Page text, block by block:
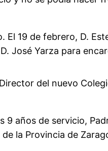
19 de febrero, D.
José Yarza para
del nuevo
años de servicio,
la Provincia de